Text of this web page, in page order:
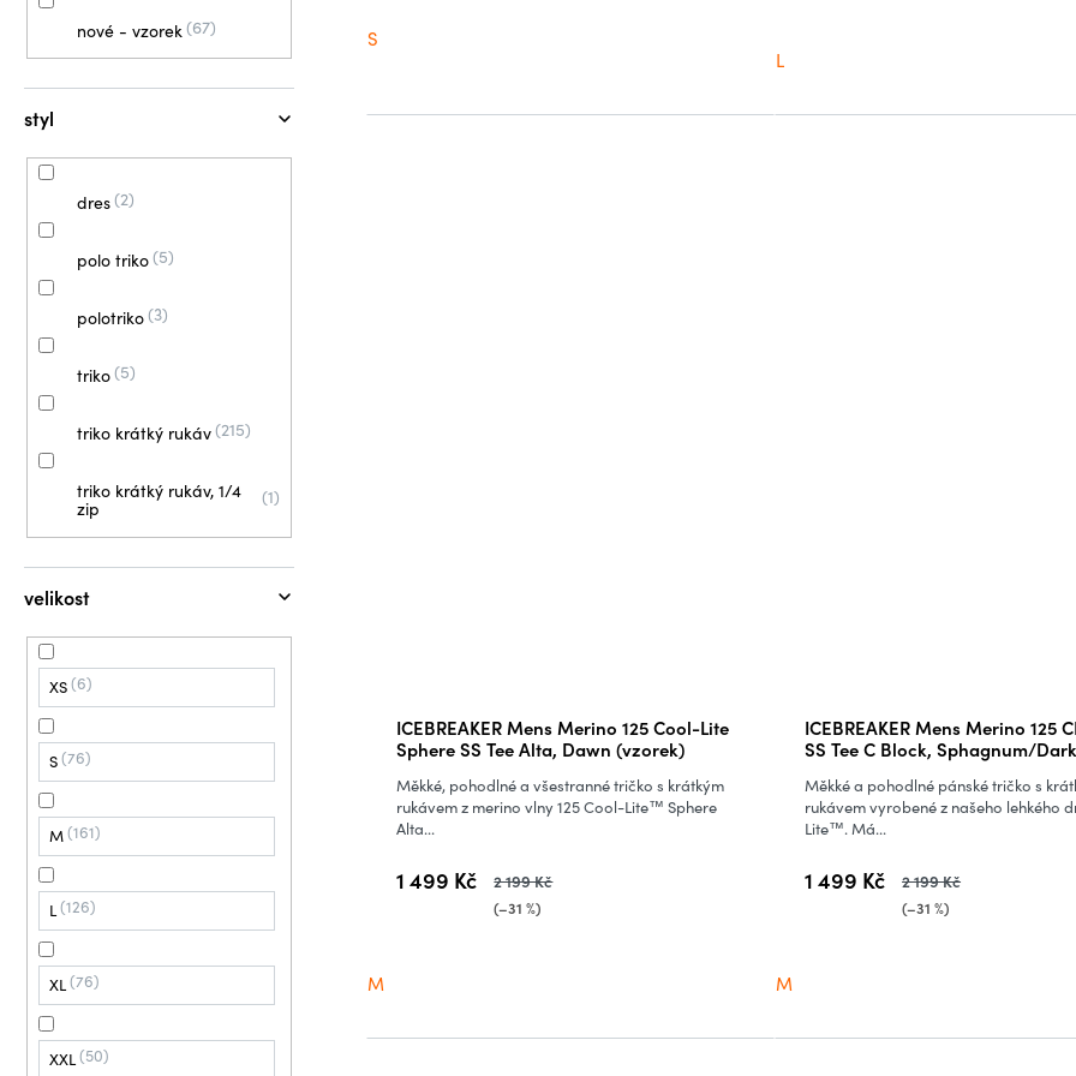
nové - vzorek 67
styl
dres 2
polo triko 5
polotriko 3
triko 5
triko krátký rukáv 215
triko krátký rukáv, 1/4
zip
1
velikost
XS 6
S 76
M 161
L 126
XL 76
XXL 50
S
L
ICEBREAKER Mens Merino 125 Cool-Lite
Sphere SS Tee Alta, Dawn (vzorek)
1 499 Kč 2 199 Kč
(–31 %)
Měkké, pohodlné a všestranné tričko s krátkým
rukávem z merino vlny 125 Cool-Lite™ Sphere
Alta...
M
ICEBREAKER Mens Merino 125
SS Tee C Block, Sphagnum/Dark
1 499 Kč 2 199 Kč
(–31 %)
Měkké a pohodlné pánské tričko s
rukávem vyrobené z našeho lehkého
Lite™. Má...
M